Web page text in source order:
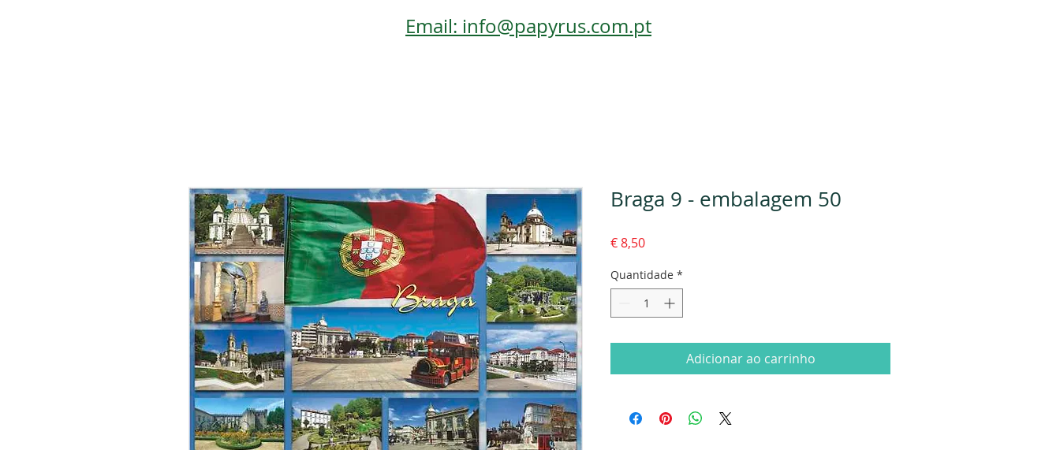
Email: info@papyrus.com.pt
Braga 9 - embalagem 50
€ 8,50Preço
Quantidade *
Adicionar ao carrinho